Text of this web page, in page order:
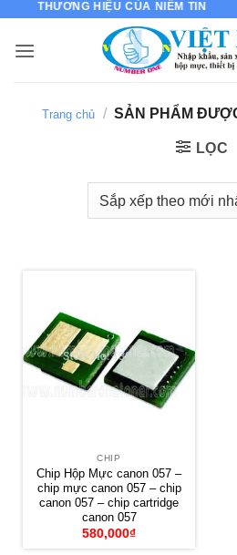
nội
- THƯƠNG HIỆU CỦA NIỀM TIN
Trang chủ / SẢN PHẨM
LỌC
CHIP
Chip Hộp Mực canon 057 –
chip mực canon 057 – chip
canon 057 – chip cartridge
canon 057
580,000₫